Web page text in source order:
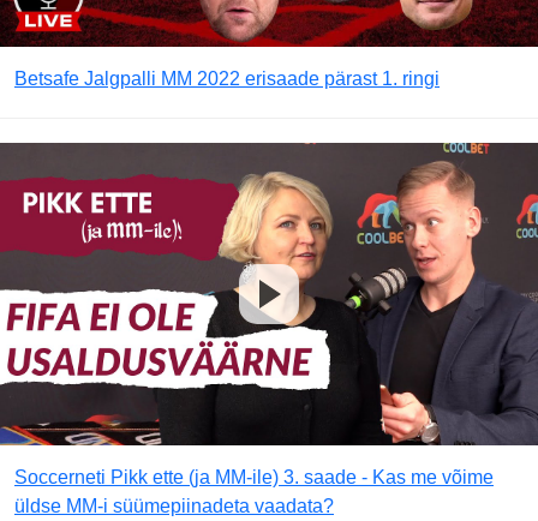
Betsafe Jalgpalli MM 2022 erisaade pärast 1. ringi
Soccerneti Pikk ette (ja MM-ile) 3. saade - Kas me võime
üldse MM-i süümepiinadeta vaadata?